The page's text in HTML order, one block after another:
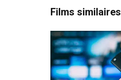
Films similaires